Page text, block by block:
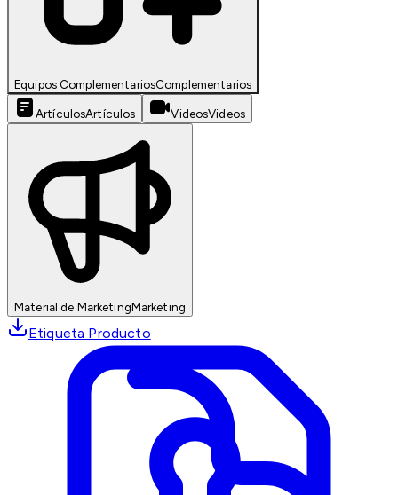
Equipos ComplementariosComplementarios
ArtículosArtículos VideosVideos
Material de MarketingMarketing
Etiqueta Producto